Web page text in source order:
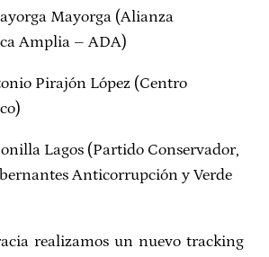
Mayorga (Alianza
Amplia – ADA)
Pirajón López (Centro
Lagos (Partido Conservador,
Anticorrupción y Verde
realizamos un nuevo tracking